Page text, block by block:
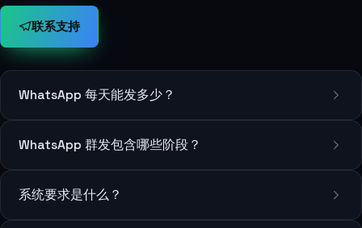
联系支持
WhatsApp 每天能发多少？
WhatsApp 群发包含哪些阶段？
系统要求是什么？